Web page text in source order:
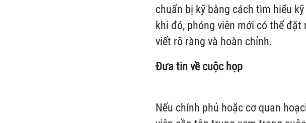
chuẩn bị kỹ bằng cách tìm hiểu
khi đó, phóng viên mới có thể
viết rõ ràng và hoàn chỉnh.
Đưa tin về cuộc họp
Nếu chính phủ hoặc cơ quan